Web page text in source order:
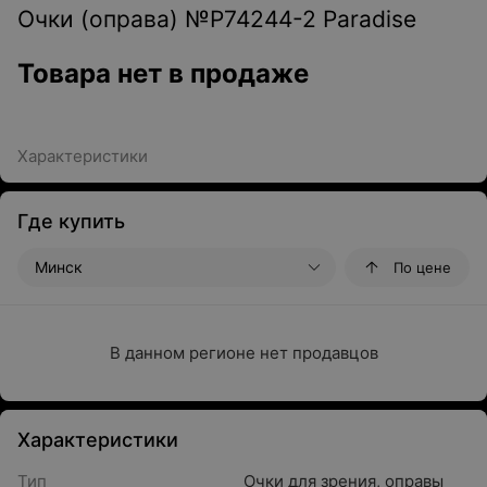
Очки (оправа) №P74244-2 Paradise
Товара нет в продаже
Характеристики
Где купить
Минск По цене
В данном регионе нет продавцов
Характеристики
Тип
Очки для зрения, оправы